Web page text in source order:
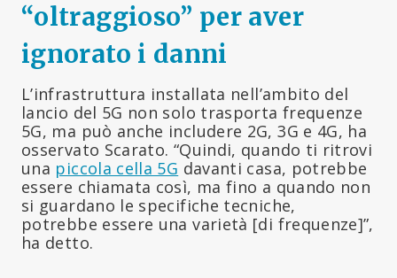
“oltraggioso” per aver
ignorato i danni
L’infrastruttura installata nell’ambito del
lancio del 5G non solo trasporta frequenze
5G, ma può anche includere 2G, 3G e 4G, ha
osservato Scarato. “Quindi, quando ti ritrovi
una piccola cella 5G davanti casa, potrebbe
essere chiamata così, ma fino a quando non
si guardano le specifiche tecniche,
potrebbe essere una varietà [di frequenze]”,
ha detto.